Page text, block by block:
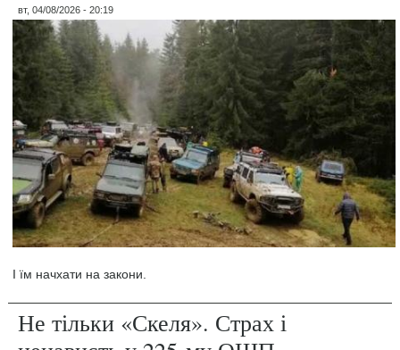
вт, 04/08/2026 - 20:19
І їм начхати на закони.
Не тільки «Скеля». Страх і